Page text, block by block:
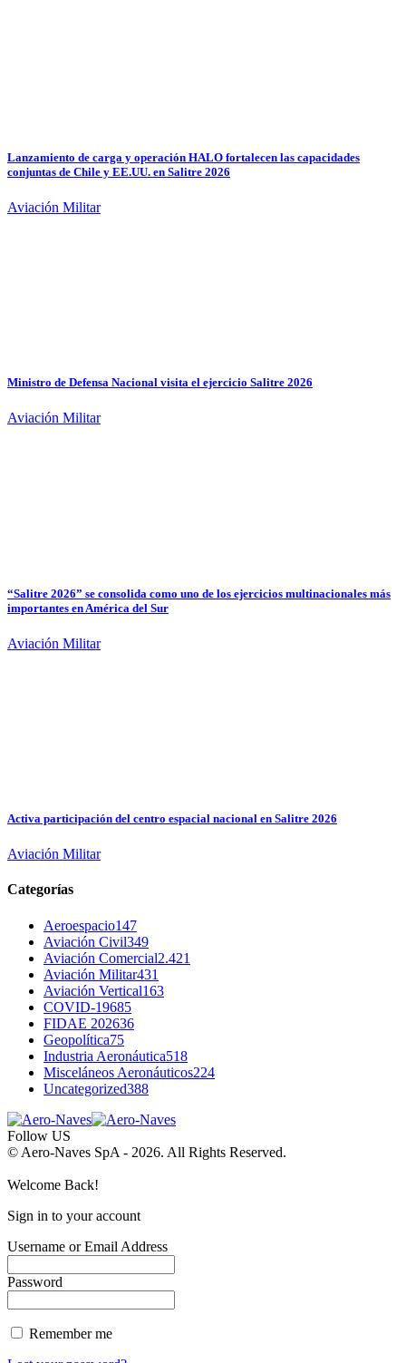
Lanzamiento de carga y operación HALO fortalecen las capacidades
conjuntas de Chile y EE.UU. en Salitre 2026
Aviación Militar
Ministro de Defensa Nacional visita el ejercicio Salitre 2026
Aviación Militar
“Salitre 2026” se consolida como uno de los ejercicios multinacionales más
importantes en América del Sur
Aviación Militar
Activa participación del centro espacial nacional en Salitre 2026
Aviación Militar
Categorías
Aeroespacio147
Aviación Civil349
Aviación Comercial2.421
Aviación Militar431
Aviación Vertical163
COVID-19685
FIDAE 202636
Geopolítica75
Industria Aeronáutica518
Misceláneos Aeronáuticos224
Uncategorized388
Follow US
© Aero-Naves SpA - 2026. All Rights Reserved.
Welcome Back!
Sign in to your account
Username or Email Address
Password
Remember me